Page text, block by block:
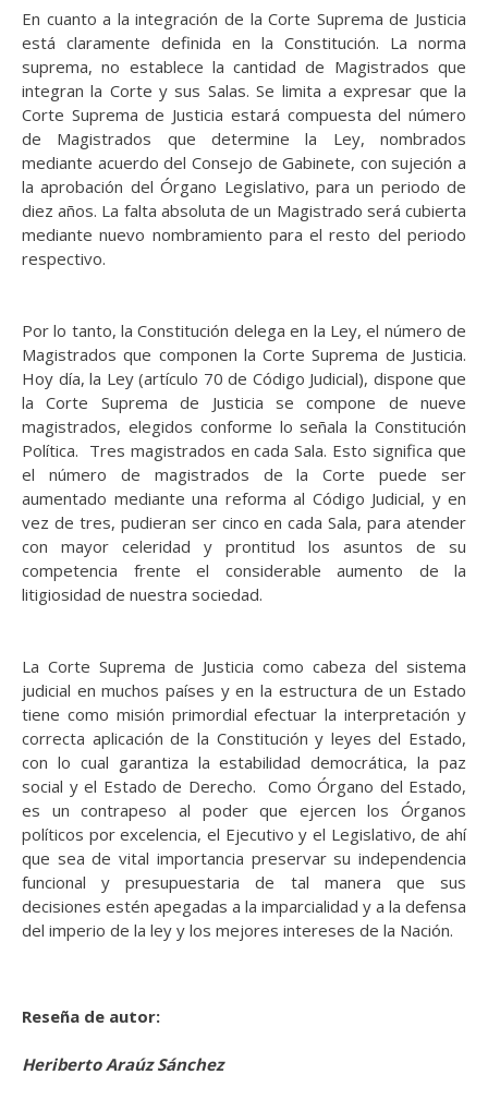
En cuanto a la integración de la Corte Suprema de Justicia
está claramente definida en la Constitución. La norma
suprema, no establece la cantidad de Magistrados que
integran la Corte y sus Salas. Se limita a expresar que la
Corte Suprema de Justicia estará compuesta del número
de Magistrados que determine la Ley, nombrados
mediante acuerdo del Consejo de Gabinete, con sujeción a
la aprobación del Órgano Legislativo, para un periodo de
diez años. La falta absoluta de un Magistrado será cubierta
mediante nuevo nombramiento para el resto del periodo
respectivo.
Por lo tanto, la Constitución delega en la Ley, el número de
Magistrados que componen la Corte Suprema de Justicia.
Hoy día, la Ley (artículo 70 de Código Judicial), dispone que
la Corte Suprema de Justicia se compone de nueve
magistrados, elegidos conforme lo señala la Constitución
Política. Tres magistrados en cada Sala. Esto significa que
el número de magistrados de la Corte puede ser
aumentado mediante una reforma al Código Judicial, y en
vez de tres, pudieran ser cinco en cada Sala, para atender
con mayor celeridad y prontitud los asuntos de su
competencia frente el considerable aumento de la
litigiosidad de nuestra sociedad.
La Corte Suprema de Justicia como cabeza del sistema
judicial en muchos países y en la estructura de un Estado
tiene como misión primordial efectuar la interpretación y
correcta aplicación de la Constitución y leyes del Estado,
con lo cual garantiza la estabilidad democrática, la paz
social y el Estado de Derecho. Como Órgano del Estado,
es un contrapeso al poder que ejercen los Órganos
políticos por excelencia, el Ejecutivo y el Legislativo, de ahí
que sea de vital importancia preservar su independencia
funcional y presupuestaria de tal manera que sus
decisiones estén apegadas a la imparcialidad y a la defensa
del imperio de la ley y los mejores intereses de la Nación.
Reseña de autor:
Heriberto Araúz Sánchez